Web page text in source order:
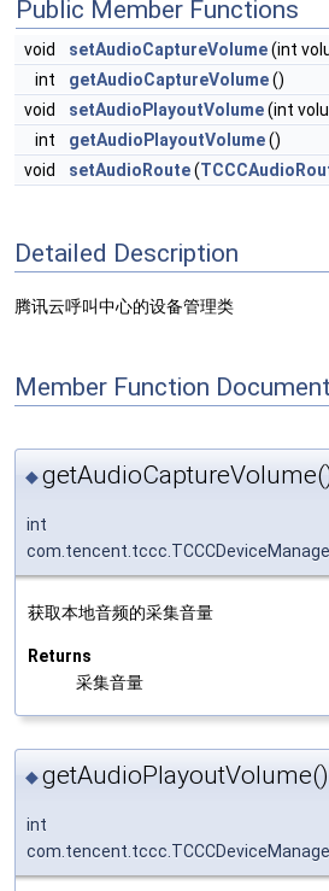
Public Member Functions
void setAudioCaptureVolume(int
int
getAudioCaptureVolume()
void
setAudioPlayoutVolume(int
int
getAudioPlayoutVolume()
void
setAudioRoute(
Detailed Description
腾讯云呼叫中心的设备管理类
Member Function
◆
int
获取本地音频的采集音量
Returns
采集音量
◆getAudioPlayoutVolume()
int